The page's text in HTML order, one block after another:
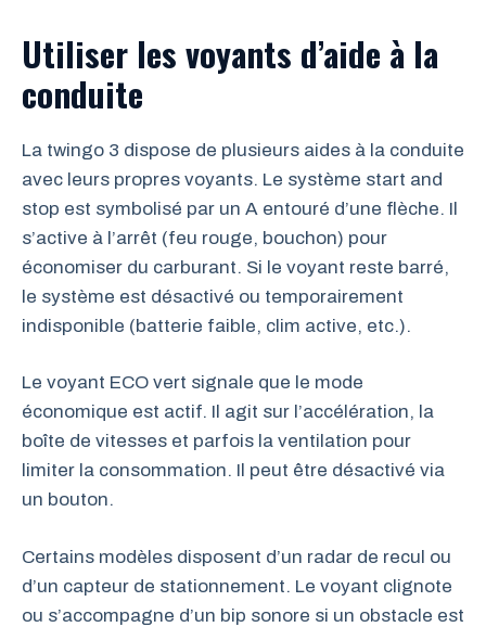
Utiliser les voyants d’aide à la
conduite
La twingo 3 dispose de plusieurs aides à la conduite
avec leurs propres voyants. Le système start and
stop est symbolisé par un A entouré d’une flèche. Il
s’active à l’arrêt (feu rouge, bouchon) pour
économiser du carburant. Si le voyant reste barré,
le système est désactivé ou temporairement
indisponible (batterie faible, clim active, etc.).
Le voyant ECO vert signale que le mode
économique est actif. Il agit sur l’accélération, la
boîte de vitesses et parfois la ventilation pour
limiter la consommation. Il peut être désactivé via
un bouton.
Certains modèles disposent d’un radar de recul ou
d’un capteur de stationnement. Le voyant clignote
ou s’accompagne d’un bip sonore si un obstacle est